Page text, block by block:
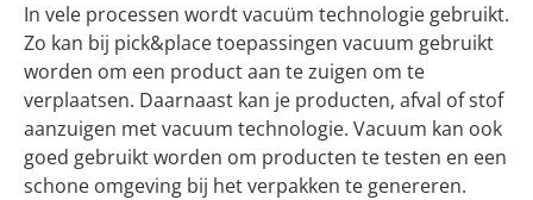
In vele processen wordt vacuüm technologie gebruikt.
Zo kan bij pick&place toepassingen vacuum gebruikt
worden om een product aan te zuigen om te
verplaatsen. Daarnaast kan je producten, afval of stof
aanzuigen met vacuum technologie. Vacuum kan ook
goed gebruikt worden om producten te testen en een
schone omgeving bij het verpakken te genereren.